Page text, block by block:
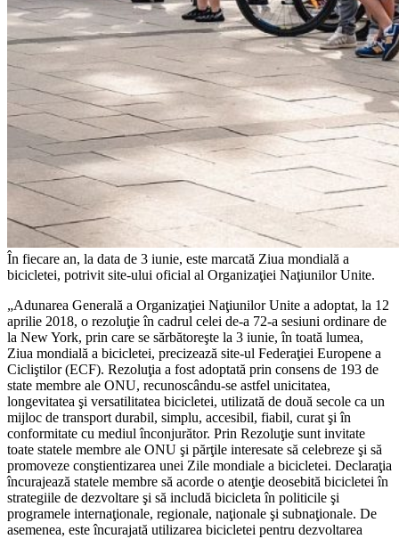
În fiecare an, la data de 3 iunie, este marcată Ziua mondială a
bicicletei, potrivit site-ului oficial al Organizaţiei Naţiunilor Unite.
„Adunarea Generală a Organizaţiei Naţiunilor Unite a adoptat, la 12
aprilie 2018, o rezoluţie în cadrul celei de-a 72-a sesiuni ordinare de
la New York, prin care se sărbătoreşte la 3 iunie, în toată lumea,
Ziua mondială a bicicletei, precizează site-ul Federaţiei Europene a
Cicliştilor (ECF). Rezoluţia a fost adoptată prin consens de 193 de
state membre ale ONU, recunoscându-se astfel unicitatea,
longevitatea şi versatilitatea bicicletei, utilizată de două secole ca un
mijloc de transport durabil, simplu, accesibil, fiabil, curat şi în
conformitate cu mediul înconjurător. Prin Rezoluţie sunt invitate
toate statele membre ale ONU şi părţile interesate să celebreze şi să
promoveze conştientizarea unei Zile mondiale a bicicletei. Declaraţia
încurajează statele membre să acorde o atenţie deosebită bicicletei în
strategiile de dezvoltare şi să includă bicicleta în politicile şi
programele internaţionale, regionale, naţionale şi subnaţionale. De
asemenea, este încurajată utilizarea bicicletei pentru dezvoltarea